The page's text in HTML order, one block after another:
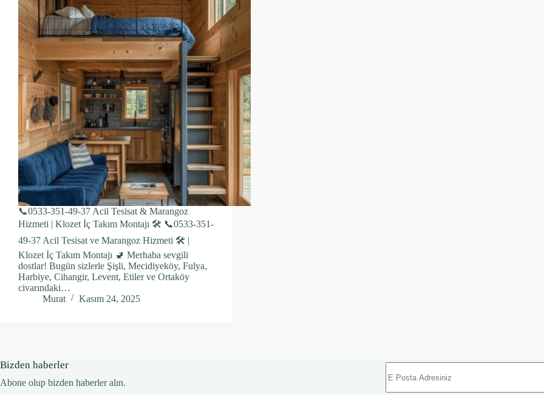
📞0533-351-49-37 Acil Tesisat & Marangoz
Hizmeti | Klozet İç Takım Montajı 🛠️ 📞0533-351-
49-37 Acil Tesisat ve Marangoz Hizmeti 🛠️ |
Klozet İç Takım Montajı 🚽 Merhaba sevgili
dostlar! Bugün sizlerle Şişli, Mecidiyeköy, Fulya,
Harbiye, Cihangir, Levent, Etiler ve Ortaköy
civarındaki…
Murat
Kasım 24, 2025
Bizden haberler
Abone olup bizden haberler alın.